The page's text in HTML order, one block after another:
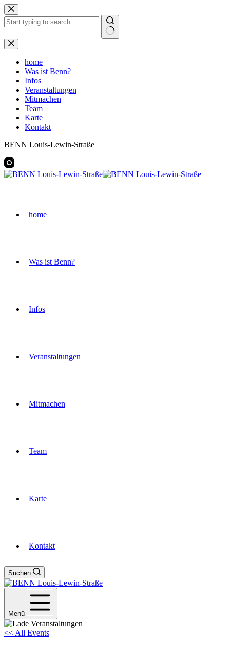
Zum
Inhalt
springen
Keine
Ergebnisse
home
Was ist Benn?
Infos
Veranstaltungen
Mitmachen
Team
Karte
Kontakt
BENN Louis-Lewin-Straße
home
Was ist Benn?
Infos
Veranstaltungen
Mitmachen
Team
Karte
Kontakt
Suchen
Menü
<< All Events